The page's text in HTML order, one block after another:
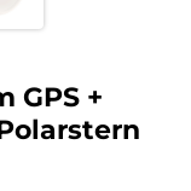
GPS +